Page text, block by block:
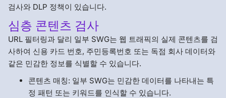
검사와 DLP 정책이 있습니다.
심층 콘텐츠 검사
URL 필터링과 달리 일부 SWG는 웹 트래픽의 실제 콘텐츠를 검
사하여 신용 카드 번호, 주민등록번호 또는 독점 회사 데이터와
같은 민감한 정보를 식별할 수 있습니다.
콘텐츠 매칭: 일부 SWG는 민감한 데이터를 나타내는 특
정 패턴 또는 키워드를 인식할 수 있습니다.